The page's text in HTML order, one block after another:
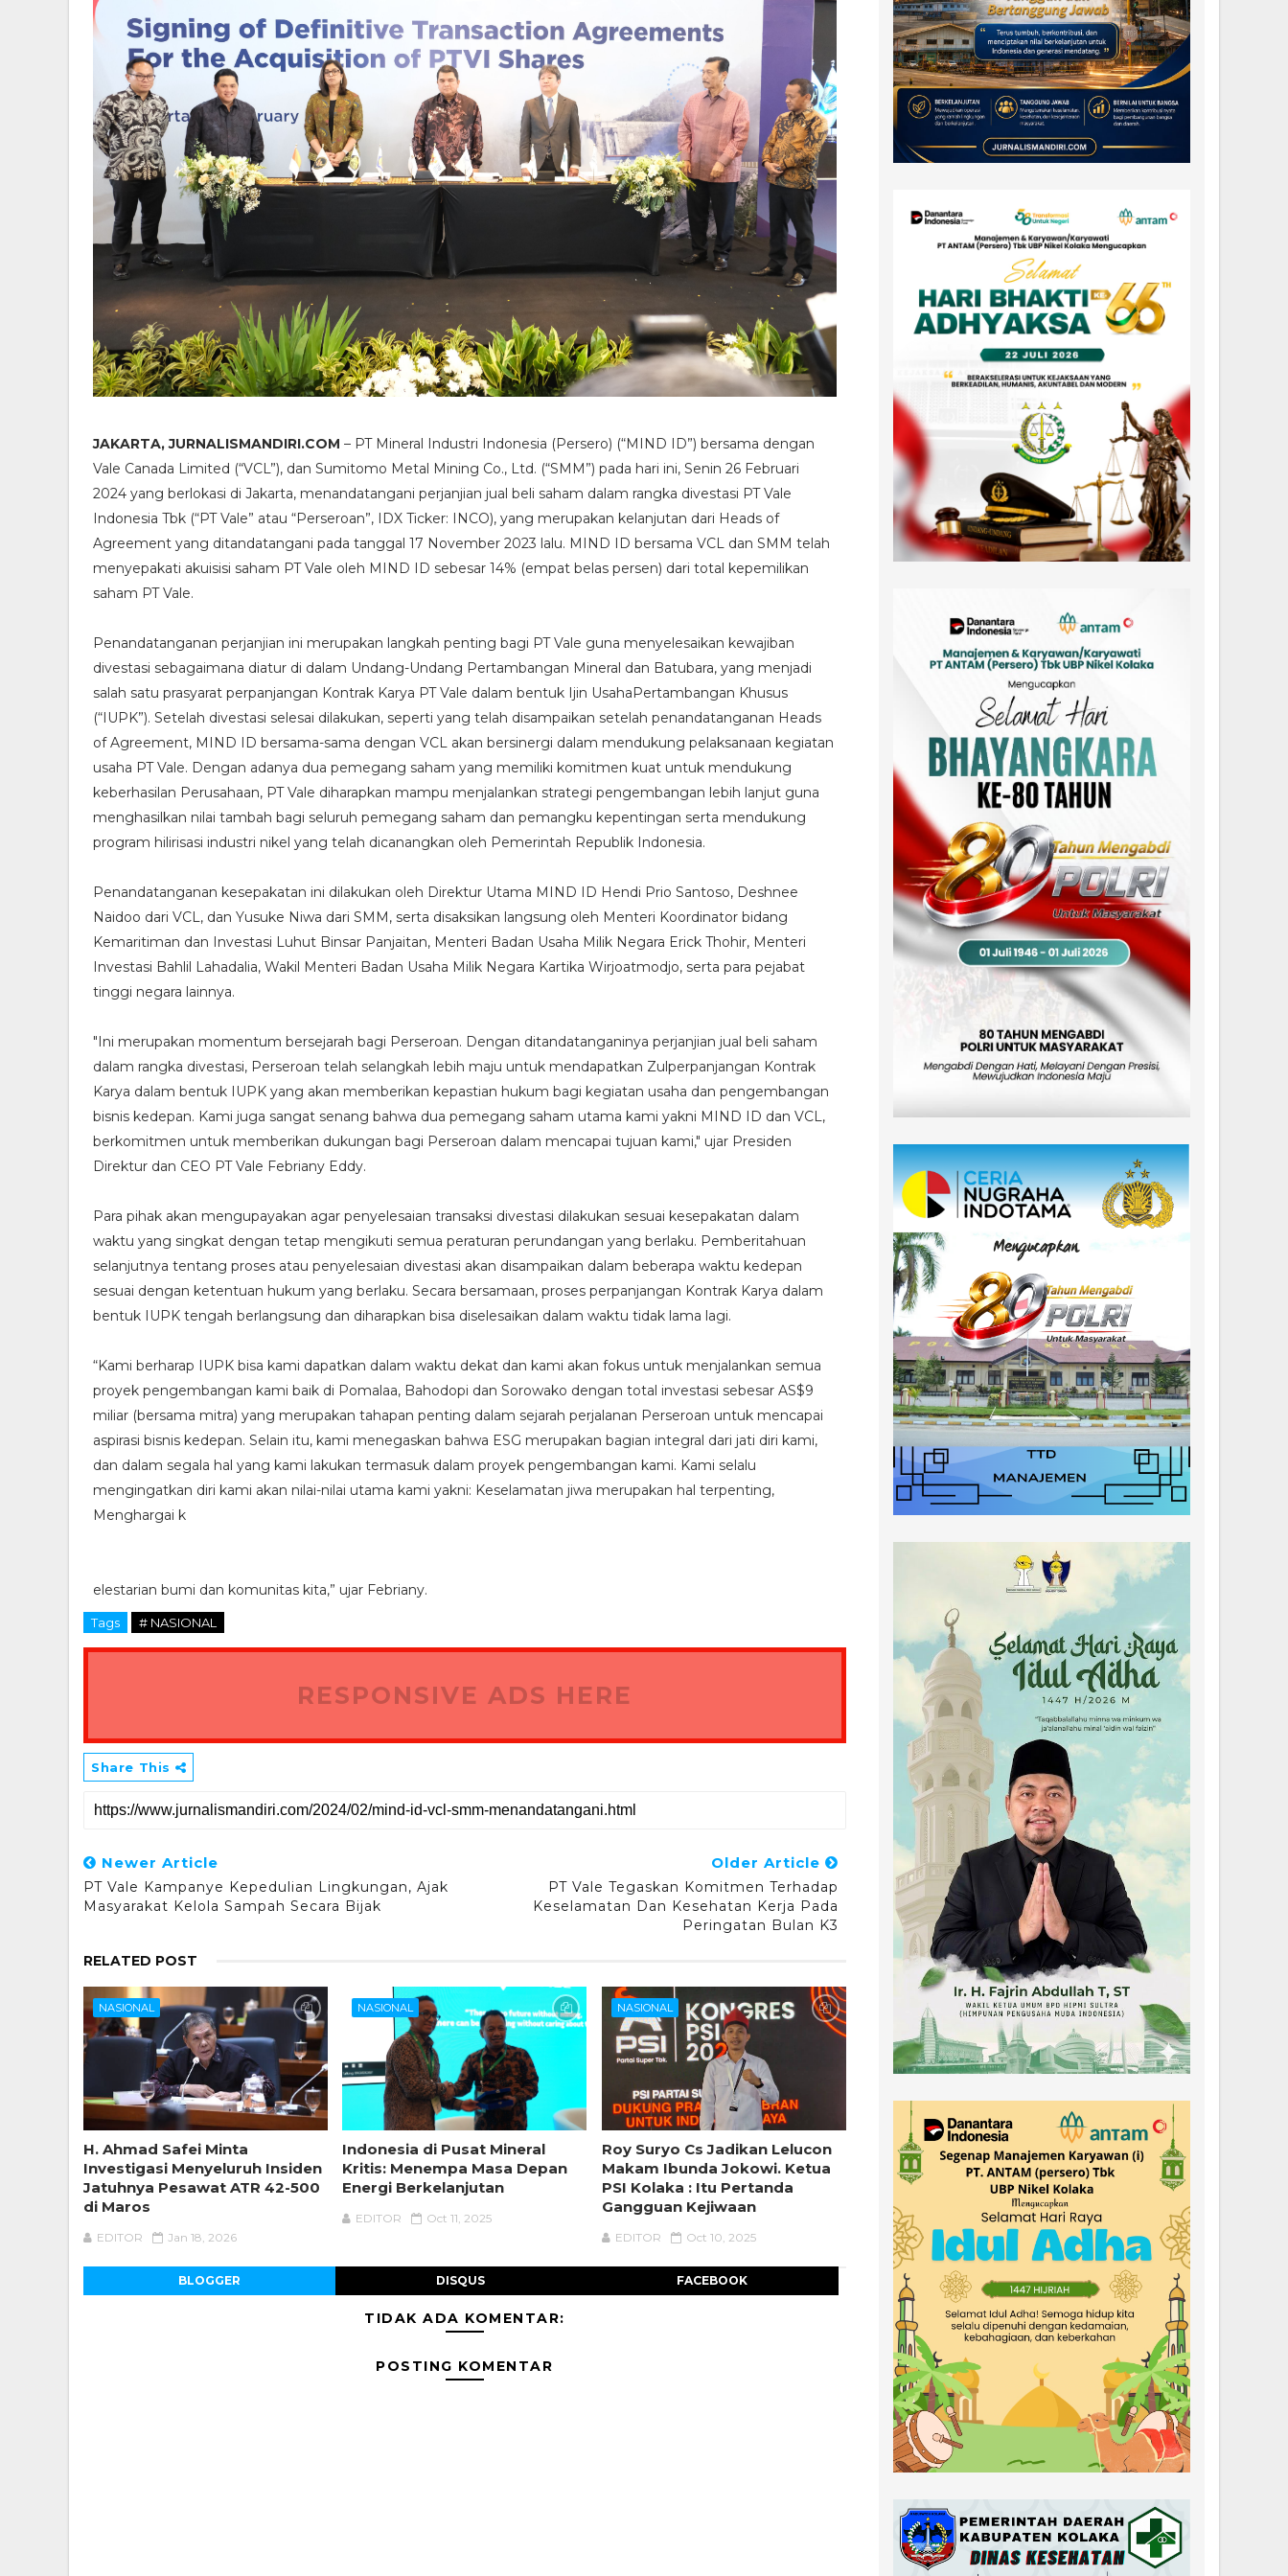
JAKARTA, JURNALISMANDIRI.COM – PT Mineral Industri Indonesia (Persero) (“MIND ID”) bersama dengan
Vale Canada Limited (“VCL”), dan Sumitomo Metal Mining Co., Ltd. (“SMM”) pada hari ini, Senin 26 Februari
2024 yang berlokasi di Jakarta, menandatangani perjanjian jual beli saham dalam rangka divestasi PT Vale
Indonesia Tbk (“PT Vale” atau “Perseroan”, IDX Ticker: INCO), yang merupakan kelanjutan dari Heads of
Agreement yang ditandatangani pada tanggal 17 November 2023 lalu. MIND ID bersama VCL dan SMM telah
menyepakati akuisisi saham PT Vale oleh MIND ID sebesar 14% (empat belas persen) dari total kepemilikan
saham PT Vale.
Penandatanganan perjanjian ini merupakan langkah penting bagi PT Vale guna menyelesaikan kewajiban
divestasi sebagaimana diatur di dalam Undang-Undang Pertambangan Mineral dan Batubara, yang menjadi
salah satu prasyarat perpanjangan Kontrak Karya PT Vale dalam bentuk Ijin UsahaPertambangan Khusus
(“IUPK”). Setelah divestasi selesai dilakukan, seperti yang telah disampaikan setelah penandatanganan Heads
of Agreement, MIND ID bersama-sama dengan VCL akan bersinergi dalam mendukung pelaksanaan kegiatan
usaha PT Vale. Dengan adanya dua pemegang saham yang memiliki komitmen kuat untuk mendukung
keberhasilan Perusahaan, PT Vale diharapkan mampu menjalankan strategi pengembangan lebih lanjut guna
menghasilkan nilai tambah bagi seluruh pemegang saham dan pemangku kepentingan serta mendukung
program hilirisasi industri nikel yang telah dicanangkan oleh Pemerintah Republik Indonesia.
Penandatanganan kesepakatan ini dilakukan oleh Direktur Utama MIND ID Hendi Prio Santoso, Deshnee
Naidoo dari VCL, dan Yusuke Niwa dari SMM, serta disaksikan langsung oleh Menteri Koordinator bidang
Kemaritiman dan Investasi Luhut Binsar Panjaitan, Menteri Badan Usaha Milik Negara Erick Thohir, Menteri
Investasi Bahlil Lahadalia, Wakil Menteri Badan Usaha Milik Negara Kartika Wirjoatmodjo, serta para pejabat
tinggi negara lainnya.
"Ini merupakan momentum bersejarah bagi Perseroan. Dengan ditandatanganinya perjanjian jual beli saham
dalam rangka divestasi, Perseroan telah selangkah lebih maju untuk mendapatkan Zulperpanjangan Kontrak
Karya dalam bentuk IUPK yang akan memberikan kepastian hukum bagi kegiatan usaha dan pengembangan
bisnis kedepan. Kami juga sangat senang bahwa dua pemegang saham utama kami yakni MIND ID dan VCL,
berkomitmen untuk memberikan dukungan bagi Perseroan dalam mencapai tujuan kami," ujar Presiden
Direktur dan CEO PT Vale Febriany Eddy.
Para pihak akan mengupayakan agar penyelesaian transaksi divestasi dilakukan sesuai kesepakatan dalam
waktu yang singkat dengan tetap mengikuti semua peraturan perundangan yang berlaku. Pemberitahuan
selanjutnya tentang proses atau penyelesaian divestasi akan disampaikan dalam beberapa waktu kedepan
sesuai dengan ketentuan hukum yang berlaku. Secara bersamaan, proses perpanjangan Kontrak Karya dalam
bentuk IUPK tengah berlangsung dan diharapkan bisa diselesaikan dalam waktu tidak lama lagi.
“Kami berharap IUPK bisa kami dapatkan dalam waktu dekat dan kami akan fokus untuk menjalankan semua
proyek pengembangan kami baik di Pomalaa, Bahodopi dan Sorowako dengan total investasi sebesar AS$9
miliar (bersama mitra) yang merupakan tahapan penting dalam sejarah perjalanan Perseroan untuk mencapai
aspirasi bisnis kedepan. Selain itu, kami menegaskan bahwa ESG merupakan bagian integral dari jati diri kami,
dan dalam segala hal yang kami lakukan termasuk dalam proyek pengembangan kami. Kami selalu
mengingatkan diri kami akan nilai-nilai utama kami yakni: Keselamatan jiwa merupakan hal terpenting,
Menghargai k
elestarian bumi dan komunitas kita,” ujar Febriany.
Tags # NASIONAL
RESPONSIVE ADS HERE
Share This
Newer Article
PT Vale Kampanye Kepedulian Lingkungan, Ajak
Masyarakat Kelola Sampah Secara Bijak
Older Article
PT Vale Tegaskan Komitmen Terhadap
Keselamatan Dan Kesehatan Kerja Pada
Peringatan Bulan K3
RELATED POST
NASIONAL
H. Ahmad Safei Minta
Investigasi Menyeluruh Insiden
Jatuhnya Pesawat ATR 42-500
di Maros
EDITOR Jan 18, 2026
NASIONAL
Indonesia di Pusat Mineral
Kritis: Menempa Masa Depan
Energi Berkelanjutan
EDITOR Oct 11, 2025
NASIONAL
Roy Suryo Cs Jadikan Lelucon
Makam Ibunda Jokowi. Ketua
PSI Kolaka : Itu Pertanda
Gangguan Kejiwaan
EDITOR Oct 10, 2025
BLOGGER DISQUS FACEBOOK
TIDAK ADA KOMENTAR:
POSTING KOMENTAR